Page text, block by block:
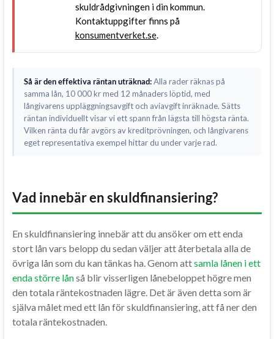
skuldrådgivningen i din kommun.
Kontaktuppgifter finns på
konsumentverket.se.
Så är den effektiva räntan uträknad:Alla rader räknas på
samma lån, 10 000 kr med 12 månaders löptid, med
långivarens uppläggningsavgift och aviavgift inräknade. Sätts
räntan individuellt visar vi ett spann från lägsta till högsta ränta.
Vilken ränta du får avgörs av kreditprövningen, och långivarens
eget representativa exempel hittar du under varje rad.
Vad innebär en skuldfinansiering?
En skuldfinansiering innebär att du ansöker om ett enda
stort lån vars belopp du sedan väljer att återbetala alla de
övriga lån som du kan tänkas ha. Genom attsamla lånen i ett
enda större lånså blir visserligen lånebeloppet högre men
den totala räntekostnaden lägre. Det är även detta som är
själva målet med ett lån för skuldfinansiering, att få ner den
totala räntekostnaden.